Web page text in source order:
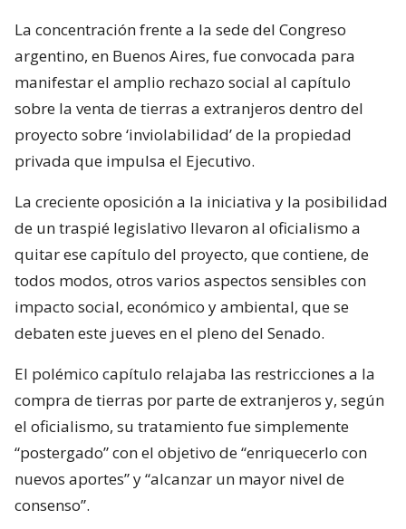
La concentración frente a la sede del Congreso
argentino, en Buenos Aires, fue convocada para
manifestar el amplio rechazo social al capítulo
sobre la venta de tierras a extranjeros dentro del
proyecto sobre ‘inviolabilidad’ de la propiedad
privada que impulsa el Ejecutivo.
La creciente oposición a la iniciativa y la posibilidad
de un traspié legislativo llevaron al oficialismo a
quitar ese capítulo del proyecto, que contiene, de
todos modos, otros varios aspectos sensibles con
impacto social, económico y ambiental, que se
debaten este jueves en el pleno del Senado.
El polémico capítulo relajaba las restricciones a la
compra de tierras por parte de extranjeros y, según
el oficialismo, su tratamiento fue simplemente
“postergado” con el objetivo de “enriquecerlo con
nuevos aportes” y “alcanzar un mayor nivel de
consenso”.